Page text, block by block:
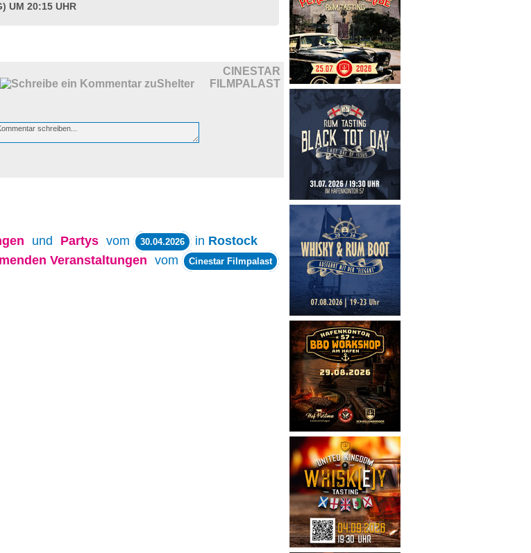
UM 20:15 UHR
CINESTAR
FILMPALAST
und Partys vom 30.04.2026 in Rostock
Veranstaltungen vom Cinestar Filmpalast